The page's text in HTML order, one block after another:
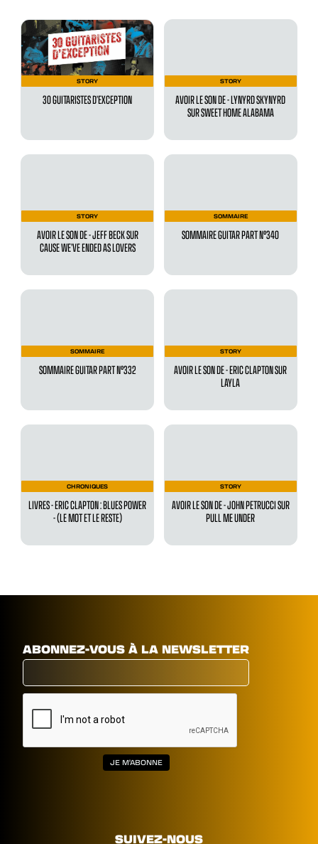
STORY
30 GUITARISTES D’EXCEPTION
STORY
AVOIR LE SON DE - LYNYRD SKYNYRD
SUR SWEET HOME ALABAMA
STORY
AVOIR LE SON DE - JEFF BECK SUR
CAUSE WE’VE ENDED AS LOVERS
SOMMAIRE
SOMMAIRE GUITAR PART N°340
SOMMAIRE
SOMMAIRE GUITAR PART N°332
STORY
AVOIR LE SON DE - ERIC CLAPTON SUR
LAYLA
CHRONIQUES
LIVRES - ERIC CLAPTON : BLUES POWER
- (LE MOT ET LE RESTE)
STORY
AVOIR LE SON DE - JOHN PETRUCCI SUR
PULL ME UNDER
ABONNEZ-VOUS À LA NEWSLETTER
SUIVEZ-NOUS